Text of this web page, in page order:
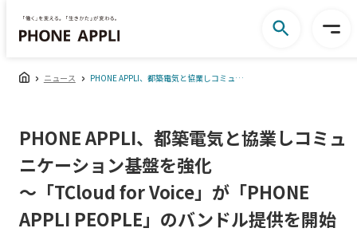
ニュース PHONE APPLI、都築電気と協業しコミュニケーション基盤を強化 「TCloud for Voice」が「PHONE APPLI PEOPLE」のバンドル提供を開始
PHONE APPLI、都築電気と協業しコミュ
ニケーション基盤を強化
〜「TCloud for Voice」が「PHONE
APPLI PEOPLE」のバンドル提供を開始